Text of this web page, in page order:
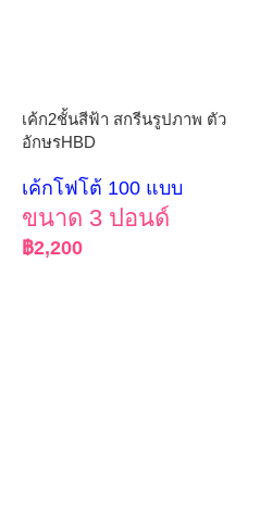
เค้ก2ชั้นสีฟ้า สกรีนรูปภาพ ตัว
อักษรHBD
เค้กโฟโต้ 100 แบบ
ขนาด 3 ปอนด์
฿2,200